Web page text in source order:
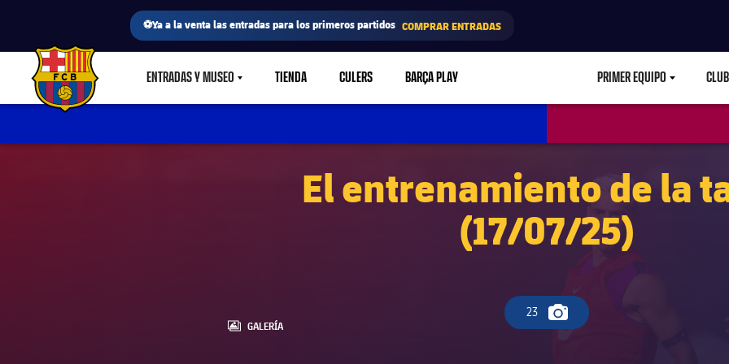
⚽Ya a la venta las entradas para los primeros partidos COMPRAR ENTRADAS
FC Barcelona club badge ENTRADAS Y MUSEOLABEL.SHARE.CARETDOWN
TIENDA CULERS BARÇA PLAY PRIMER EQUIPO CLUB
El entrenamiento de la
(17/07/25)
23
Icono de cámara
LABEL.ARIA.GALLERY
GALERÍA